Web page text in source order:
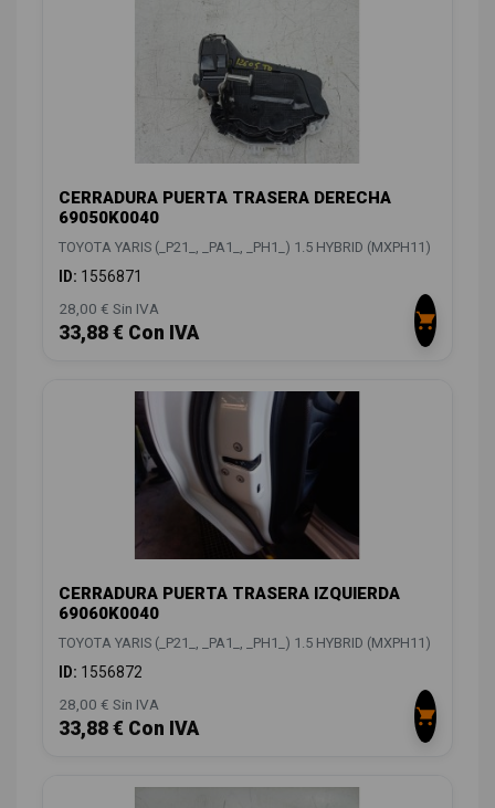
CERRADURA PUERTA TRASERA DERECHA
69050K0040
TOYOTA YARIS (_P21_, _PA1_, _PH1_) 1.5 HYBRID (MXPH11)
ID: 1556871
28,00 € Sin IVA
33,88 € Con IVA
CERRADURA PUERTA TRASERA IZQUIERDA
69060K0040
TOYOTA YARIS (_P21_, _PA1_, _PH1_) 1.5 HYBRID (MXPH11)
ID: 1556872
28,00 € Sin IVA
33,88 € Con IVA